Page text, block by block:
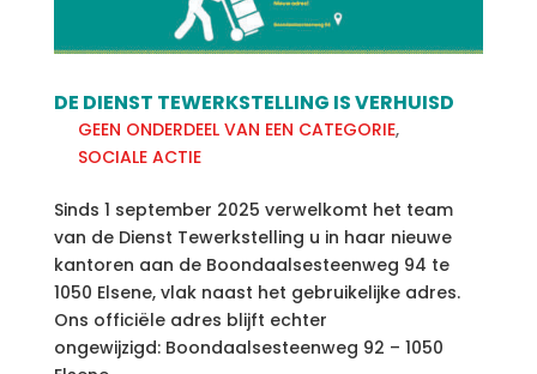
DE DIENST TEWERKSTELLING IS VERHUISD
GEEN ONDERDEEL VAN EEN CATEGORIE,
SOCIALE ACTIE
Sinds 1 september 2025 verwelkomt het team
van de Dienst Tewerkstelling u in haar nieuwe
kantoren aan de Boondaalsesteenweg 94 te
1050 Elsene, vlak naast het gebruikelijke adres.
Ons officiële adres blijft echter
ongewijzigd: Boondaalsesteenweg 92 – 1050